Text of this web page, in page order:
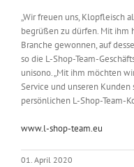
Jobshop
Suche
nach:
„Wir freuen uns, Klopfleisch
begrüßen zu dürfen. Mit ihm
Branche gewonnen, auf
so die L-Shop-Team-
unisono. „Mit ihm möchten
Service und unseren
persönlichen L-Shop-Team-
www.l-shop-team.eu
01. April 2020